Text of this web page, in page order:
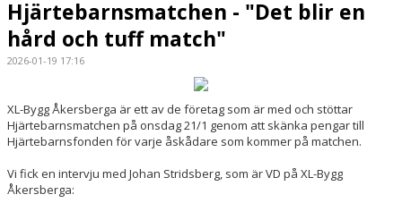
BILDGALLERI
KONTAKT
Hjärtebarnsmatchen - "Det blir en
hård och tuff match"
2026-01-19 17:16
XL-Bygg Åkersberga är ett av de företag som är med och stöttar
Hjärtebarnsmatchen på onsdag 21/1 genom att skänka pengar till
Hjärtebarnsfonden för varje åskådare som kommer på matchen.
Vi fick en intervju med Johan Stridsberg, som är VD på XL-Bygg
Åkersberga: